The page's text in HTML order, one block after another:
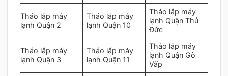
Tháo lắp máy
lạnh Quận 2
Tháo lắp máy
lạnh Quận 10
Tháo lắp máy
lạnh Quận Thủ
Đức
Tháo lắp máy
lạnh Quận 3
Tháo lắp máy
lạnh Quận 11
Tháo lắp máy
lạnh Quận Gò
Vấp